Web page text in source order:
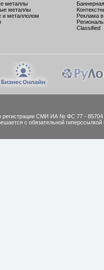
металлы
металлы
и металлолом
Реклама
Classified
регистрации СМИ ИА № ФС 77 - 85704
с обязательной гиперссылкой